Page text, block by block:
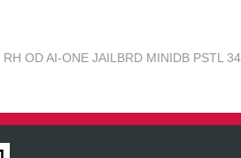
OD AI-ONE JAILBRD MINIDB PSTL